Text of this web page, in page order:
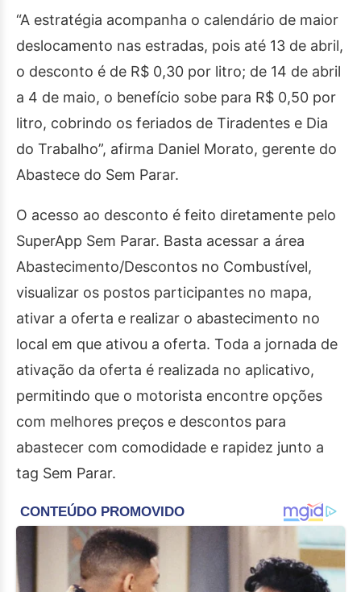
“A estratégia acompanha o calendário de maior
deslocamento nas estradas, pois até 13 de abril,
o desconto é de R$ 0,30 por litro; de 14 de abril
a 4 de maio, o benefício sobe para R$ 0,50 por
litro, cobrindo os feriados de Tiradentes e Dia
do Trabalho”, afirma Daniel Morato, gerente do
Abastece do Sem Parar.
O acesso ao desconto é feito diretamente pelo
SuperApp Sem Parar. Basta acessar a área
Abastecimento/Descontos no Combustível,
visualizar os postos participantes no mapa,
ativar a oferta e realizar o abastecimento no
local em que ativou a oferta. Toda a jornada de
ativação da oferta é realizada no aplicativo,
permitindo que o motorista encontre opções
com melhores preços e descontos para
abastecer com comodidade e rapidez junto a
tag Sem Parar.